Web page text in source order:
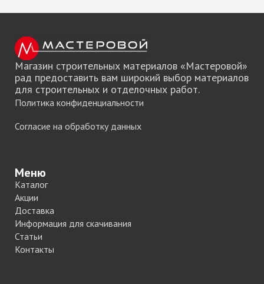
Магазин строительных материалов «Мастеровой»
рад предоставить вам широкий выбор материалов
для строительных и отделочных работ.
Политика конфиденциальности
Согласие на обработку данных
Меню
Каталог
Акции
Доставка
Информация для скачивания
Статьи
Контакты